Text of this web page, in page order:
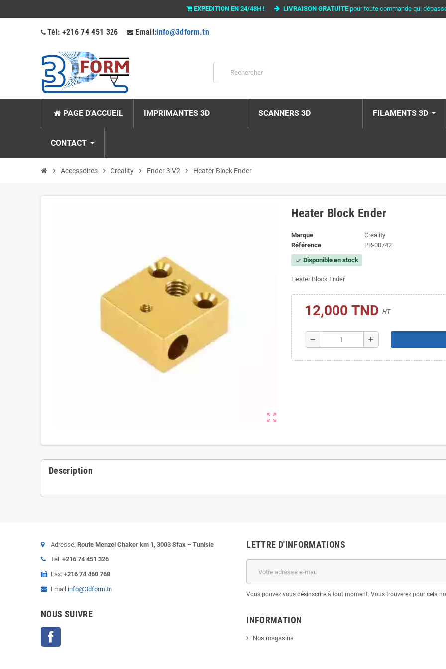
EXPEDITION EN 24/48H ! LIVRAISON GRATUITE pour toute commande qui
Tél: +216 74 451 326 Email:info@3dform.tn
PAGE D'ACCUEIL IMPRIMANTES 3D SCANNERS 3D FILAMENTS 3D
CONTACT
chevron_right Accessoires chevron_right Creality chevron_right Ender 3 V2 chevron_right Heater Block Ender
zoom_out_map
Heater Block Ender
Marque
Creality
Référence
PR-00742
check Disponible en stock
Heater Block Ender
12,000 TND HT
remove add
Description
Adresse: Route Menzel Chaker km 1, 3003 Sfax – Tunisie
Tél: +216 74 451 326
Fax: +216 74 460 768
Email:info@3dform.tn
NOUS SUIVRE
LETTRE D'INFORMATIONS
Vous pouvez vous désinscrire à tout moment. Vous trouverez pour cela
INFORMATION
Nos magasins